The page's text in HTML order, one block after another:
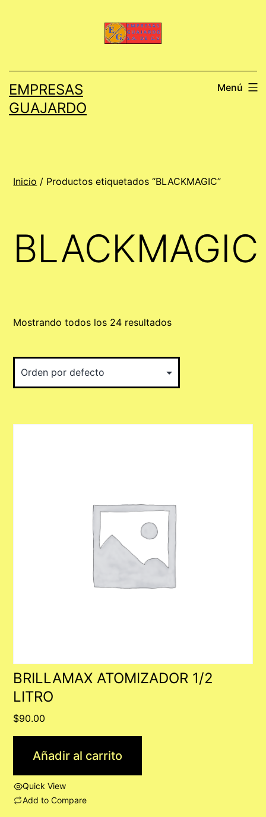
EMPRESAS
GUAJARDO
Menú
Inicio / Productos etiquetados “BLACKMAGIC”
BLACKMAGIC
Mostrando todos los 24 resultados
BRILLAMAX ATOMIZADOR 1/2
LITRO
$90.00
Añadir al carrito
Quick View
Add to Compare